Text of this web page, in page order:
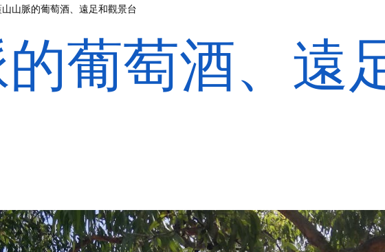
山脈的葡萄酒、遠足和觀景台
葡萄酒、遠